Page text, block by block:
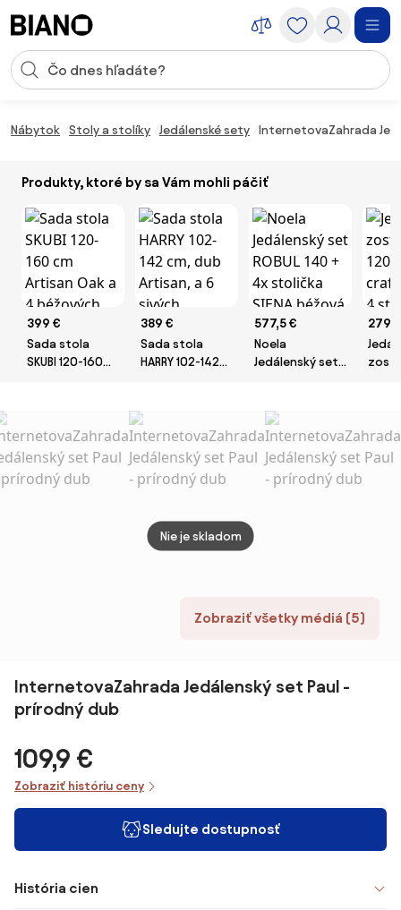
Vstup pre vyhľadávanie
Nábytok Stoly a stolíky Jedálenské sety InternetovaZahrada
Produkty, ktoré by sa Vám mohli páčiť
399 €
Sada stola
SKUBI 120-160
389 €
Sada stola
HARRY 102-142
sivých stoličiek
FREDY
577,5 €
Noela
Jedálenský set
béžová
279 €
vo
Zobraziť všetky médiá (5)
Nie je skladom
InternetovaZahrada Jedálenský set Paul -
prírodný dub
109,9 €
Zobraziť históriu ceny
Sledujte dostupnosť
História cien